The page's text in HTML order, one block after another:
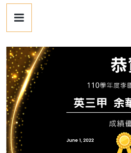
輔
仁
大
學
英